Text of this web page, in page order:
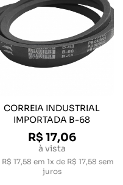
CORREIA INDUSTRIAL
IMPORTADA B-68
R$ 17,06
à vista
R$ 17,58 em 1x de R$ 17,58 sem
juros